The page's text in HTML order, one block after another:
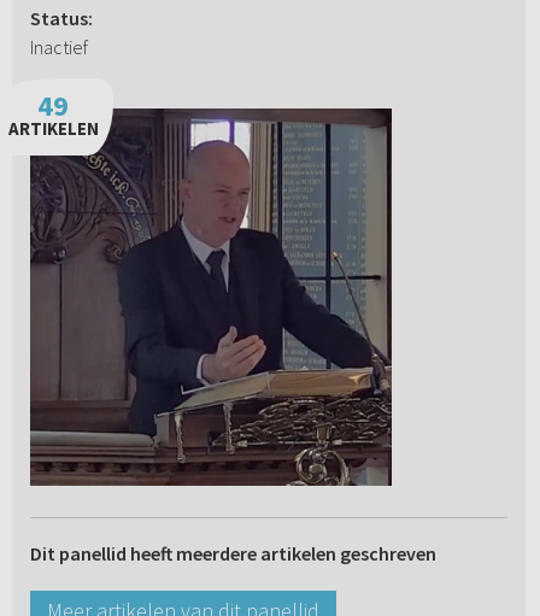
Status:
Inactief
49
ARTIKELEN
Dit panellid heeft meerdere artikelen geschreven